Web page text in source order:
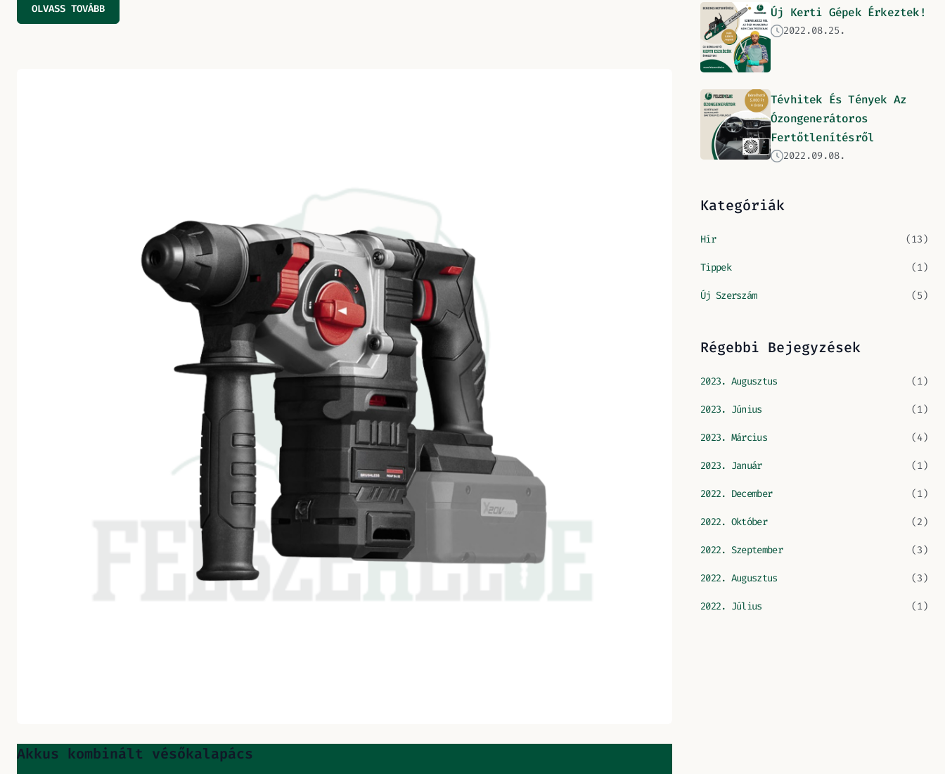
OLVASS TOVÁBB
Akkus kombinált vésőkalapács
Új Kerti Gépek Érkeztek!
2022.08.25.
Tévhitek És Tények Az
Ózongenerátoros
Fertőtlenítésről
2022.09.08.
Kategóriák
Hír (13)
Tippek (1)
Új Szerszám (5)
Régebbi Bejegyzések
2023. Augusztus (1)
2023. Június (1)
2023. Március (4)
2023. Január (1)
2022. December (1)
2022. Október (2)
2022. Szeptember (3)
2022. Augusztus (3)
2022. Július (1)